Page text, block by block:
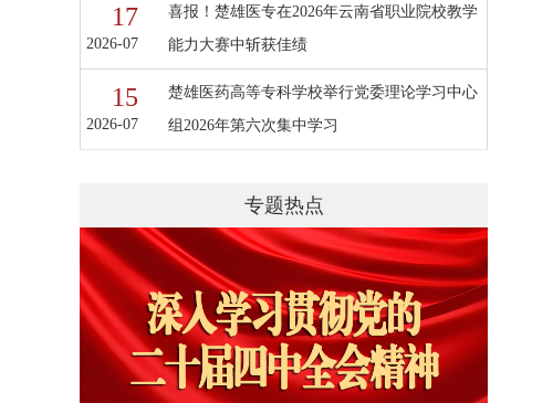
17
2026-07
喜报！楚雄医专在2026年云南省职业院校教学
能力大赛中斩获佳绩
15
2026-07
楚雄医药高等专科学校举行党委理论学习中心
组2026年第六次集中学习
专题热点